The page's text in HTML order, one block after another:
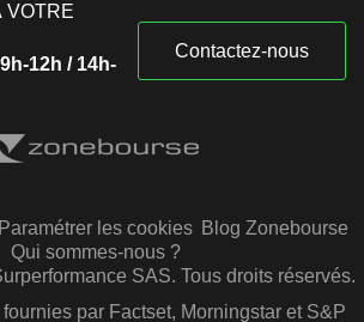
VOTRE
12h / 14h-
Contactez-nous
Paramétrer les cookies Blog Zonebourse
Qui sommes-nous ?
SAS. Tous droits réservés.
par Factset, Morningstar et S&P